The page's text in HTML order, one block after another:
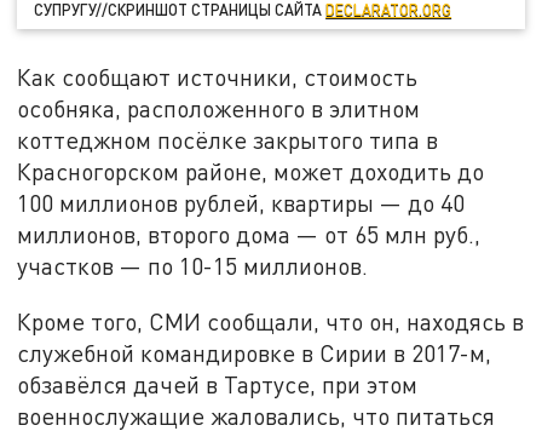
СУПРУГУ//СКРИНШОТ СТРАНИЦЫ САЙТАDECLARATOR.ORG
Как сообщают источники, стоимость
особняка, расположенного в элитном
коттеджном посёлке закрытого типа в
Красногорском районе, может доходить до
100 миллионов рублей, квартиры — до 40
миллионов, второго дома — от 65 млн руб.,
участков — по 10-15 миллионов.
Кроме того, СМИ сообщали, что он, находясь в
служебной командировке в Сирии в 2017-м,
обзавёлся дачей в Тартусе, при этом
военнослужащие жаловались, что питаться